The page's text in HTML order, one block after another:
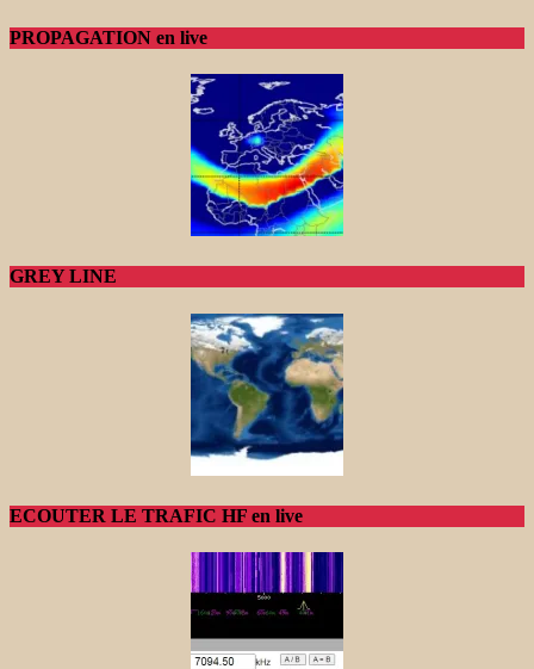
PROPAGATION en live
GREY LINE
ECOUTER LE TRAFIC HF en live